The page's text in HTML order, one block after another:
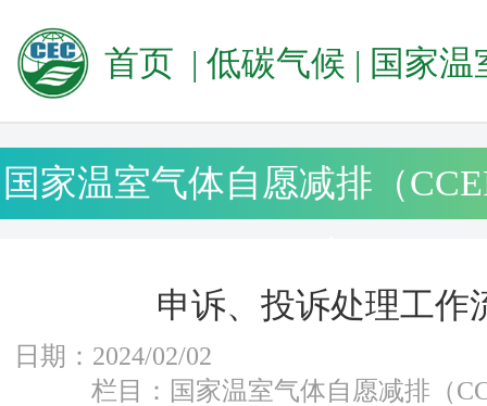
首页 | 低碳气候 | 国家温室气体自愿减排（
国家温室气体自愿减排（
申诉、投诉处理工作
日期：2024/02/02
栏目：国家温室气体自愿减排（